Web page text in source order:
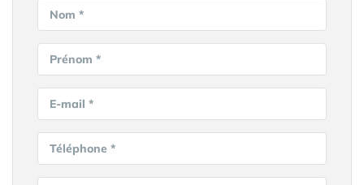
Nom *
Prénom *
E-mail *
Téléphone *